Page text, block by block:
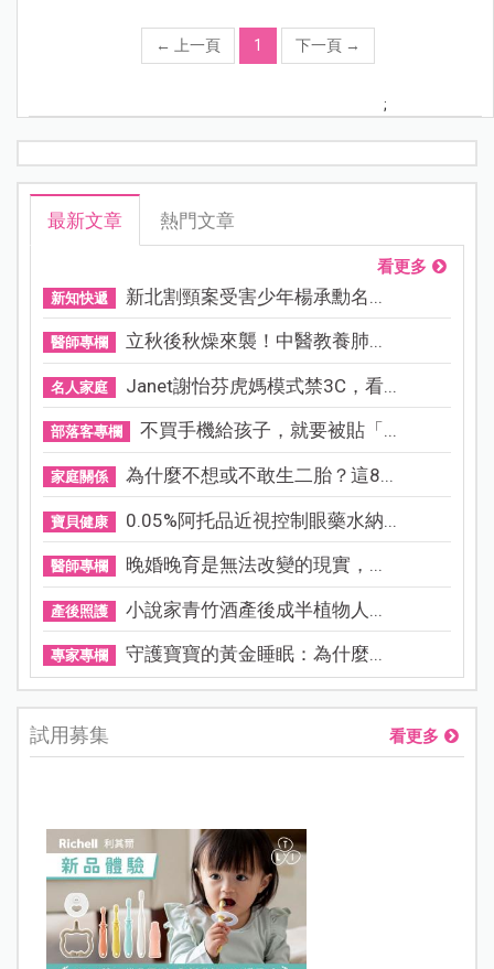
← 上一頁 1 下一頁 →
;
最新文章 熱門文章
看更多
新知快遞 新北割頸案受害少年楊承勳名...
醫師專欄 立秋後秋燥來襲！中醫教養肺...
名人家庭 Janet謝怡芬虎媽模式禁3C，看...
部落客專欄 不買手機給孩子，就要被貼「...
家庭關係 為什麼不想或不敢生二胎？這8...
寶貝健康 0.05%阿托品近視控制眼藥水納...
醫師專欄 晚婚晚育是無法改變的現實，...
產後照護 小說家青竹酒產後成半植物人...
專家專欄 守護寶寶的黃金睡眠：為什麼...
試用募集 看更多